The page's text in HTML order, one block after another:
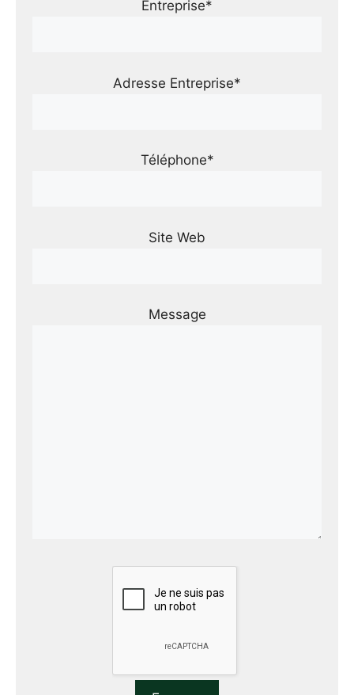
Entreprise*
Adresse Entreprise*
Téléphone*
Site Web
Message